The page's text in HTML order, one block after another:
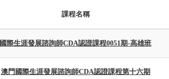
課程名稱
國際生涯發展諮詢師CDA認證課程0051期-高雄班
澳門國際生涯發展諮詢師CDA認證課程第十六期